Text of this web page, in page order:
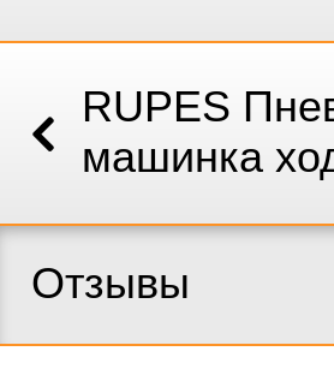
RUPES
машинка
Отзывы